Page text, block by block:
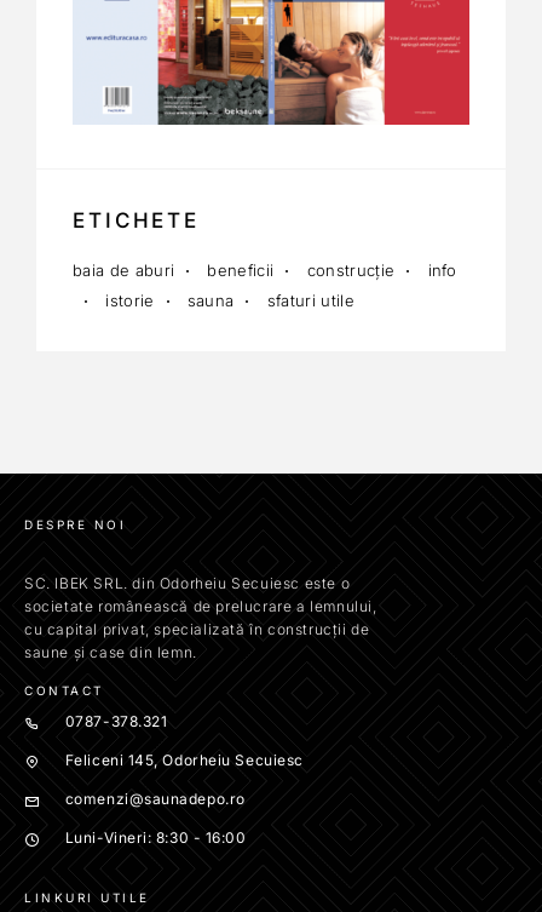
ETICHETE
baia de aburi beneficii construcție
info
istorie
sauna sfaturi utile
DESPRE NOI
SC. IBEK SRL. din Odorheiu Secuiesc este o
societate românească de prelucrare a lemnului,
cu capital privat, specializată în construcții de
saune și case din lemn.
CONTACT
0787-378.321
Feliceni 145, Odorheiu Secuiesc
comenzi@saunadepo.ro
Luni-Vineri: 8:30 - 16:00
LINKURI UTILE